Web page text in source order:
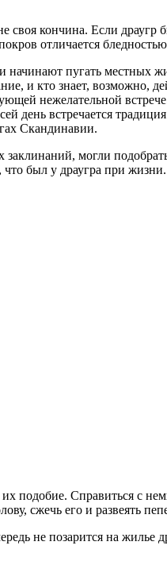
своя кончина. Если драугр
отличается
начинают пугать местных
и кто знает, возможно,
нежелательной
день встречается
Скандинавии.
могли подобрать
что был у драугра при
подобие. Справиться с
сжечь его и развеять
не позарится на жилье